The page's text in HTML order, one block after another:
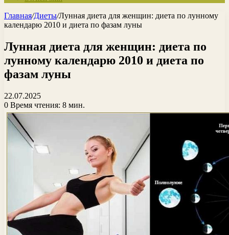
Главная/Диеты/Лунная диета для женщин: диета по лунному
календарю 2010 и диета по фазам луны
Лунная диета для женщин: диета по
лунному календарю 2010 и диета по
фазам луны
22.07.2025
0 Время чтения: 8 мин.